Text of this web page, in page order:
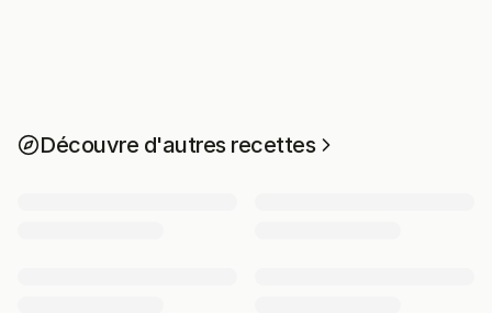
Découvre d'autres recettes